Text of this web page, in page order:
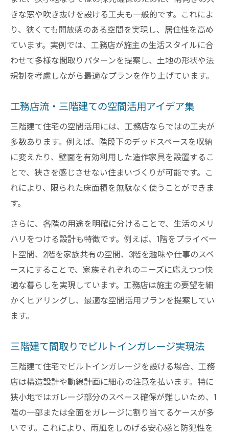
きな窓や吹き抜けを設ける工夫も一般的です。これによ
り、狭くても開放感のある空間を実現し、居住性を高め
ています。実例では、工務店が施主の生活スタイルに合
わせて多様な間取りパターンを提案し、土地の形状や法
規制を考慮しながら最適なプランを作り上げています。
工務店流・三階建ての空間活用アイデア集
三階建て住宅の空間活用には、工務店ならではの工夫が
多数あります。例えば、階段下のデッドスペースを収納
に変えたり、壁面を有効利用した造作家具を設置するこ
とで、狭さを感じさせない住まいづくりが可能です。こ
れにより、限られた床面積を無駄なく使うことができま
す。
さらに、各階の用途を明確に分けることで、生活のメリ
ハリをつける設計も特徴です。例えば、1階をプライベー
ト空間、2階を家族共有の空間、3階を趣味や仕事のスペ
ースにすることで、家族それぞれのニーズに応えつつ快
適な暮らしを実現しています。工務店は施主の要望を細
かくヒアリングし、最適な空間活用プランを提案してい
ます。
三階建て間取りでビルトインガレージ実現法
三階建て住宅でビルトインガレージを設ける場合、工務
店は構造設計や動線計画に細心の注意を払います。特に
狭小地ではガレージ部分のスペース確保が難しいため、1
階の一部または全面をガレージに割り当てるケースが多
いです。これにより、雨風をしのげる安心感と防犯性を